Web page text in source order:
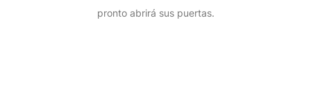
pronto abrirá sus puertas.